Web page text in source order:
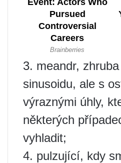
3. meandr,
sinusoidu, ale s
výraznými úhly,
některých
vyhladit;
4. pulzující, kdy